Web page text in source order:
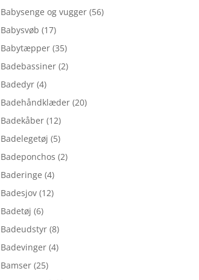
Babysenge og vugger (56)
Babysvøb (17)
Babytæpper (35)
Badebassiner (2)
Badedyr (4)
Badehåndklæder (20)
Badekåber (12)
Badelegetøj (5)
Badeponchos (2)
Baderinge (4)
Badesjov (12)
Badetøj (6)
Badeudstyr (8)
Badevinger (4)
Bamser (25)